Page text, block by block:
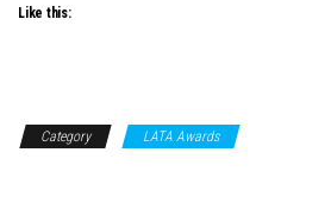
Like this:
Category LATA Awards